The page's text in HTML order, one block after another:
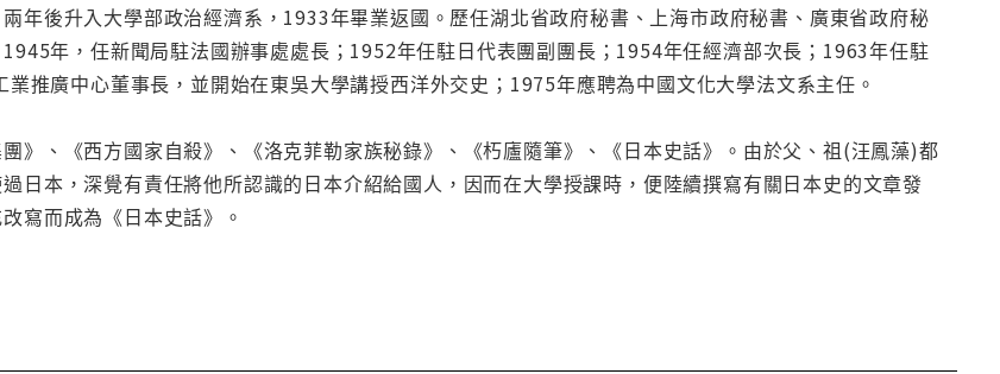
年後升入大學部政治經濟系，1933年畢業返國。歷任湖北省政府秘書、上海市政府秘書、廣東省政府秘
年，任新聞局駐法國辦事處處長；1952年任駐日代表團副團長；1954年任經濟部次長；1963年任駐
推廣中心董事長，並開始在東吳大學講授西洋外交史；1975年應聘為中國文化大學法文系主任。
》、《西方國家自殺》、《洛克菲勒家族秘錄》、《朽廬隨筆》、《日本史話》。由於父、祖(汪鳳藻)都
日本，深覺有責任將他所認識的日本介紹給國人，因而在大學授課時，便陸續撰寫有關日本史的文章發
寫而成為《日本史話》。